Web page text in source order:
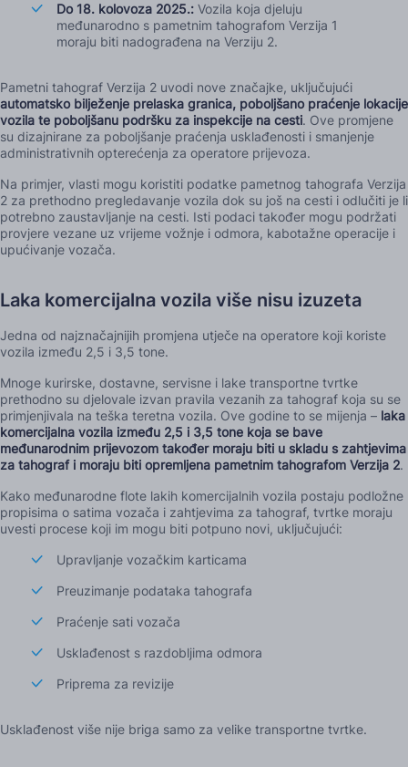
Do 18. kolovoza 2025.: Vozila koja djeluju
međunarodno s pametnim tahografom Verzija 1
moraju biti nadograđena na Verziju 2.
Pametni tahograf Verzija 2 uvodi nove značajke, uključujući
automatsko bilježenje prelaska granica, poboljšano praćenje lokacije
vozila te poboljšanu podršku za inspekcije na cesti. Ove promjene
su dizajnirane za poboljšanje praćenja usklađenosti i smanjenje
administrativnih opterećenja za operatore prijevoza.
Na primjer, vlasti mogu koristiti podatke pametnog tahografa Verzija
2 za prethodno pregledavanje vozila dok su još na cesti i odlučiti je li
potrebno zaustavljanje na cesti. Isti podaci također mogu podržati
provjere vezane uz vrijeme vožnje i odmora, kabotažne operacije i
upućivanje vozača.
Laka komercijalna vozila više nisu izuzeta
Jedna od najznačajnijih promjena utječe na operatore koji koriste
vozila između 2,5 i 3,5 tone.
Mnoge kurirske, dostavne, servisne i lake transportne tvrtke
prethodno su djelovale izvan pravila vezanih za tahograf koja su se
primjenjivala na teška teretna vozila. Ove godine to se mijenja – laka
komercijalna vozila između 2,5 i 3,5 tone koja se bave
međunarodnim prijevozom također moraju biti u skladu s zahtjevima
za tahograf i moraju biti opremljena pametnim tahografom Verzija 2.
Kako međunarodne flote lakih komercijalnih vozila postaju podložne
propisima o satima vozača i zahtjevima za tahograf, tvrtke moraju
uvesti procese koji im mogu biti potpuno novi, uključujući:
Upravljanje vozačkim karticama
Preuzimanje podataka tahografa
Praćenje sati vozača
Usklađenost s razdobljima odmora
Priprema za revizije
Usklađenost više nije briga samo za velike transportne tvrtke.